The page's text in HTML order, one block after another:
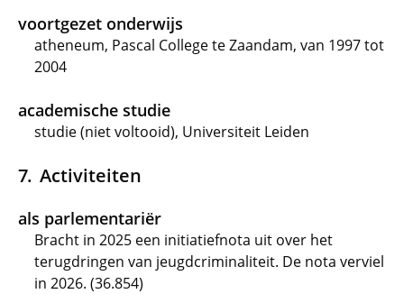
voortgezet onderwijs
atheneum, Pascal College te Zaandam, van 1997 tot
2004
academische studie
studie (niet voltooid), Universiteit Leiden
Activiteiten
als parlementariër
Bracht in 2025 een initiatiefnota uit over het
terugdringen van jeugdcriminaliteit. De nota verviel
in 2026. (36.854)